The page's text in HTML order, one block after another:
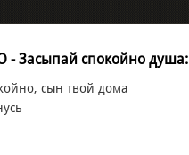
- Засыпай спокойно душа:
сын твой дома